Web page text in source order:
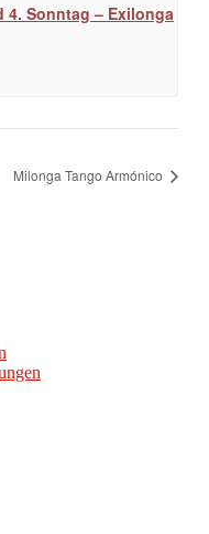
4. Sonntag – Exilonga
Milonga Tango Armónico